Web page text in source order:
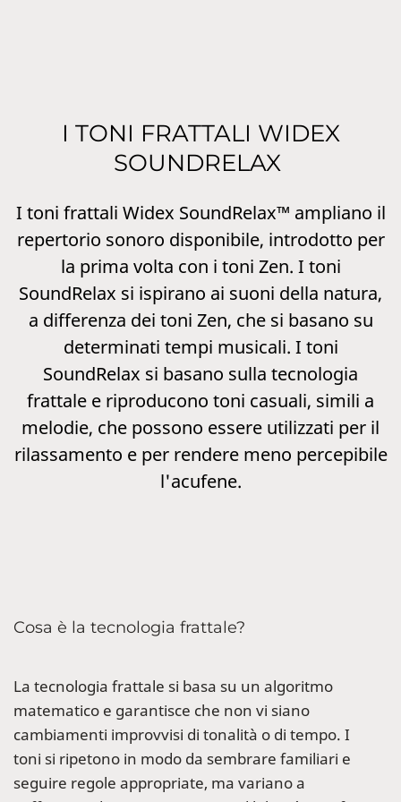
I TONI FRATTALI WIDEX
SOUNDRELAX
I toni frattali Widex SoundRelax™ ampliano il
repertorio sonoro disponibile, introdotto per
la prima volta con i toni Zen. I toni
SoundRelax si ispirano ai suoni della natura,
a differenza dei toni Zen, che si basano su
determinati tempi musicali. I toni
SoundRelax si basano sulla tecnologia
frattale e riproducono toni casuali, simili a
melodie, che possono essere utilizzati per il
rilassamento e per rendere meno percepibile
l'acufene.
Cosa è la tecnologia frattale?
La tecnologia frattale si basa su un algoritmo
matematico e garantisce che non vi siano
cambiamenti improvvisi di tonalità o di tempo. I
toni si ripetono in modo da sembrare familiari e
seguire regole appropriate, ma variano a